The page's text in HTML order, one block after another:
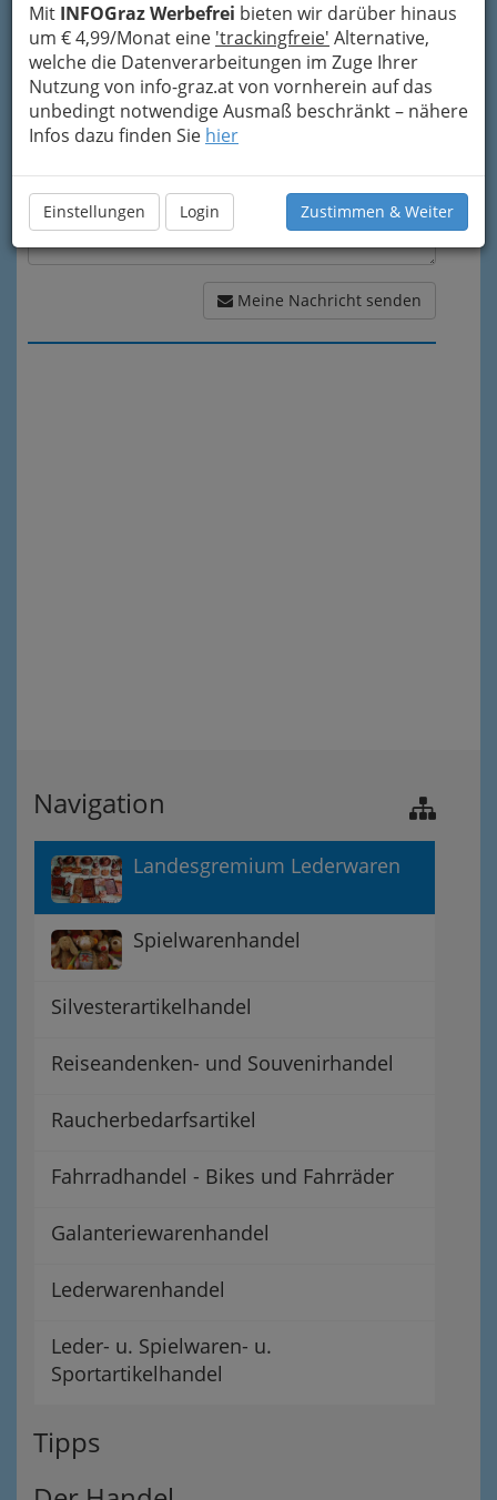
Mit INFOGraz Werbefrei bieten wir darüber hinaus
um € 4,99/Monat eine 'trackingfreie' Alternative,
welche die Datenverarbeitungen im Zuge Ihrer
Nutzung von info-graz.at von vornherein auf das
unbedingt notwendige Ausmaß beschränkt – nähere
Infos dazu finden Sie hier
Einstellungen Login Zustimmen & Weiter
Meine Nachricht
Meine Nachricht senden
Navigation
Landesgremium Lederwaren
Spielwarenhandel
Silvesterartikelhandel
Reiseandenken- und Souvenirhandel
Raucherbedarfsartikel
Fahrradhandel - Bikes und Fahrräder
Galanteriewarenhandel
Lederwarenhandel
Leder- u. Spielwaren- u.
Sportartikelhandel
Tipps